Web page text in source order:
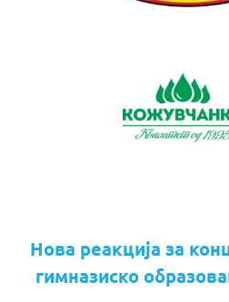
Нова реакција за
гимназиско